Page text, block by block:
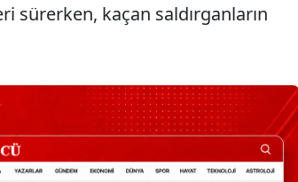
sürerken, kaçan saldırganların